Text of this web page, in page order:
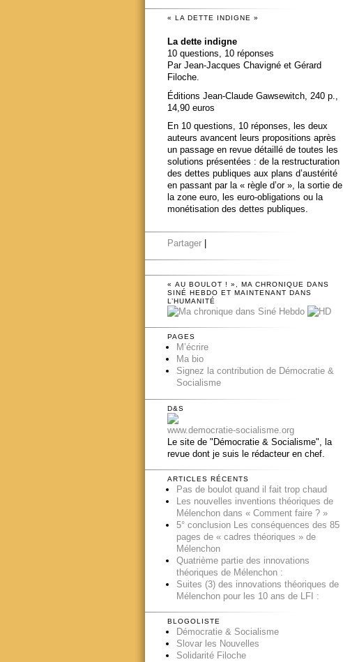
« LA DETTE INDIGNE »
La dette indigne
10 questions, 10 réponses
Par Jean-Jacques Chavigné et Gérard
Filoche.
Éditions Jean-Claude Gawsewitch, 240 p.,
14,90 euros
En 10 questions, 10 réponses, les deux
auteurs avancent leurs propositions après
un passage en revue détaillé de toutes les
solutions présentées : de la restructuration
des dettes publiques aux plans d’austérité
en passant par la « règle d’or », la sortie de
la zone euro, les euro-obligations ou la
monétisation des dettes publiques.
Partager
« AU BOULOT ! », MA CHRONIQUE DANS
SINÉ HEBDO ET MAINTENANT DANS
L’HUMANITÉ
PAGES
M’écrire
Ma bio
Signez la contribution de Démocratie &
Socialisme
D&S
www.democratie-socialisme.org
Le site de "Démocratie & Socialisme", la
revue dont je suis le rédacteur en chef.
ARTICLES RÉCENTS
Pas de boulot quand il fait trop chaud
Les nouvelles inventions théoriques de
Mélenchon dans « Comment faire ? »
5° conclusion Les conséquences des 85
pages de « cadres théoriques » de
Mélenchon
Quatrième partie des innovations
théoriques de Mélenchon :
Suites (3) des innovations théoriques de
Mélenchon pour les 10 ans de LFI :
BLOGOLISTE
Démocratie & Socialisme
Slovar les Nouvelles
Solidarité Filoche